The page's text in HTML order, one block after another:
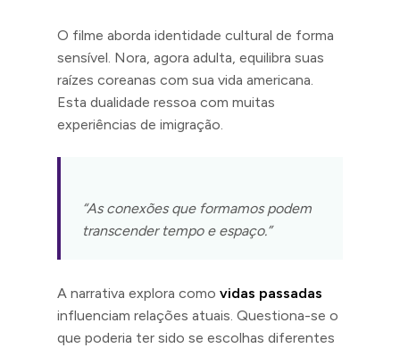
O filme aborda identidade cultural de forma
sensível. Nora, agora adulta, equilibra suas
raízes coreanas com sua vida americana.
Esta dualidade ressoa com muitas
experiências de imigração.
“As conexões que formamos podem
transcender tempo e espaço.”
A narrativa explora como vidas passadas
influenciam relações atuais. Questiona-se o
que poderia ter sido se escolhas diferentes